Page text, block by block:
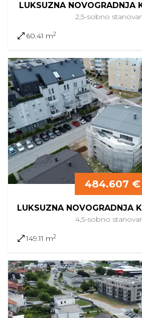
LUKSUZNA NOVOGRADNJA
2,5-sobno
60.41 m2
484.607 €
LUKSUZNA NOVOGRADNJA
4,5-sobno
149.11 m2